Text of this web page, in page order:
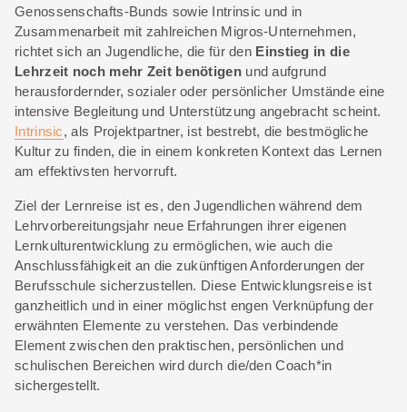
Genossenschafts-Bunds sowie Intrinsic und in
Zusammenarbeit mit zahlreichen Migros-Unternehmen,
richtet sich an Jugendliche, die für den Einstieg in die
Lehrzeit noch mehr Zeit benötigenund aufgrund
herausfordernder, sozialer oder persönlicher Umstände eine
intensive Begleitung und Unterstützung angebracht scheint.
Intrinsic, als Projektpartner, ist bestrebt, die bestmögliche
Kultur zu finden, die in einem konkreten Kontext das Lernen
am effektivsten hervorruft.
Ziel der Lernreise ist es, den Jugendlichen während dem
Lehrvorbereitungsjahr neue Erfahrungen ihrer eigenen
Lernkulturentwicklung zu ermöglichen, wie auch die
Anschlussfähigkeit an die zukünftigen Anforderungen der
Berufsschule sicherzustellen. Diese Entwicklungsreise ist
ganzheitlich und in einer möglichst engen Verknüpfung der
erwähnten Elemente zu verstehen. Das verbindende
Element zwischen den praktischen, persönlichen und
schulischen Bereichen wird durch die/den Coach*in
sichergestellt.